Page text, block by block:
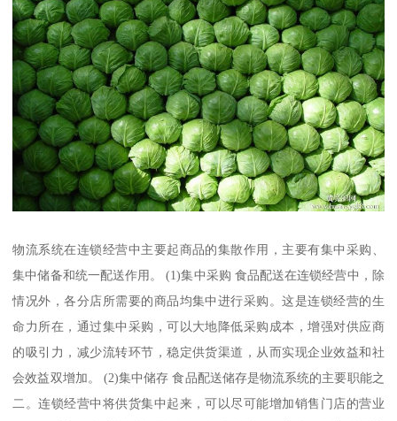
物流系统在连锁经营中主要起商品的集散作用，主要有集中采购、
集中储备和统一配送作用。 (1)集中采购 食品配送在连锁经营中，除
情况外，各分店所需要的商品均集中进行采购。这是连锁经营的生
命力所在，通过集中采购，可以大地降低采购成本，增强对供应商
的吸引力，减少流转环节，稳定供货渠道，从而实现企业效益和社
会效益双增加。 (2)集中储存 食品配送储存是物流系统的主要职能之
二。连锁经营中将供货集中起来，可以尽可能增加销售门店的营业